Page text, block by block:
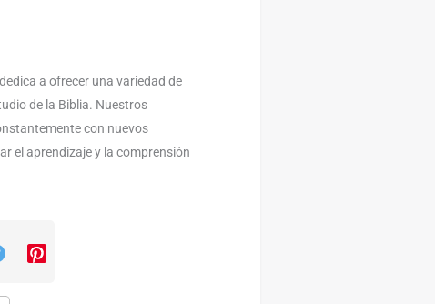
a ofrecer una variedad de
de la Biblia. Nuestros
con nuevos
el aprendizaje y la comprensión